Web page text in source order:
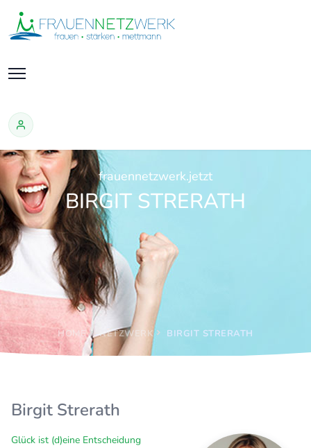
frauennetzwerk.jetzt
BIRGIT STRERATH
HOME NETZWERK BIRGIT STRERATH
Birgit Strerath
Glück ist (d)eine Entscheidung